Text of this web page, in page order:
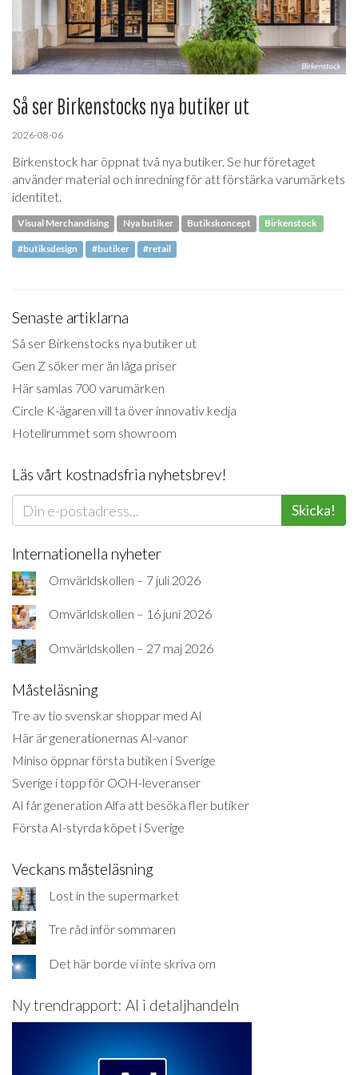
Så ser Birkenstocks nya butiker ut
2026-08-06
Birkenstock har öppnat två nya butiker. Se hur företaget
använder material och inredning för att förstärka varumärkets
identitet.
Visual Merchandising Nya butiker Butikskoncept Birkenstock
#butiksdesign #butiker #retail
Senaste artiklarna
Så ser Birkenstocks nya butiker ut
Gen Z söker mer än låga priser
Här samlas 700 varumärken
Circle K-ägaren vill ta över innovativ kedja
Hotellrummet som showroom
Läs vårt kostnadsfria nyhetsbrev!
Skicka!
Internationella nyheter
Omvärldskollen – 7 juli 2026
Omvärldskollen – 16 juni 2026
Omvärldskollen – 27 maj 2026
Måsteläsning
Tre av tio svenskar shoppar med AI
Här är generationernas AI-vanor
Miniso öppnar första butiken i Sverige
Sverige i topp för OOH-leveranser
AI får generation Alfa att besöka fler butiker
Första AI-styrda köpet i Sverige
Veckans måsteläsning
Lost in the supermarket
Tre råd inför sommaren
Det här borde vi inte skriva om
Ny trendrapport: AI i detaljhandeln